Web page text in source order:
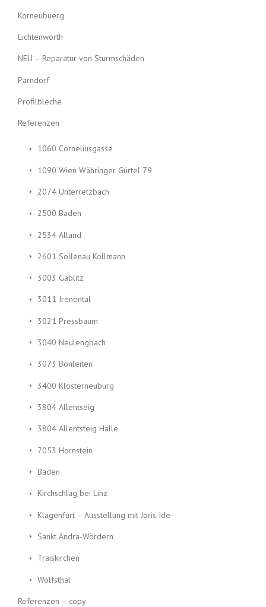
Korneubuerg
Lichtenwörth
NEU – Reparatur von Sturmschäden
Parndorf
Profilbleche
Referenzen
1060 Corneliusgasse
1090 Wien Währinger Gürtel 79
2074 Unterretzbach
2500 Baden
2534 Alland
2601 Sollenau Kollmann
3003 Gablitz
3011 Irenental
3021 Pressbaum
3040 Neulengbach
3073 Bonleiten
3400 Klosterneuburg
3804 Allentseig
3804 Allentsteig Halle
7053 Hornstein
Baden
Kirchschlag bei Linz
Klagenfurt – Ausstellung mit Joris Ide
Sankt Andrä-Wördern
Traiskirchen
Wolfsthal
Referenzen – copy